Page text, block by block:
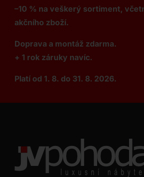
–10 % na veškerý sortiment,
akčního zboží.
Doprava a montáž zdarma.
+ 1 rok záruky navíc.
Platí od 1. 8. do 31. 8. 2026.